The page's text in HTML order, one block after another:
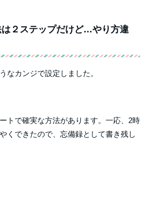
２ステップだけど…やり方違
なカンジで設定しました。
トで確実な方法があります。一応、2時
くできたので、忘備録として書き残し